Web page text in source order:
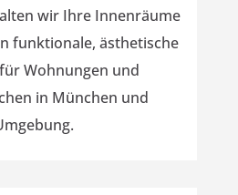
wir Ihre Innenräume
funktionale, ästhetische
Wohnungen und
in München und